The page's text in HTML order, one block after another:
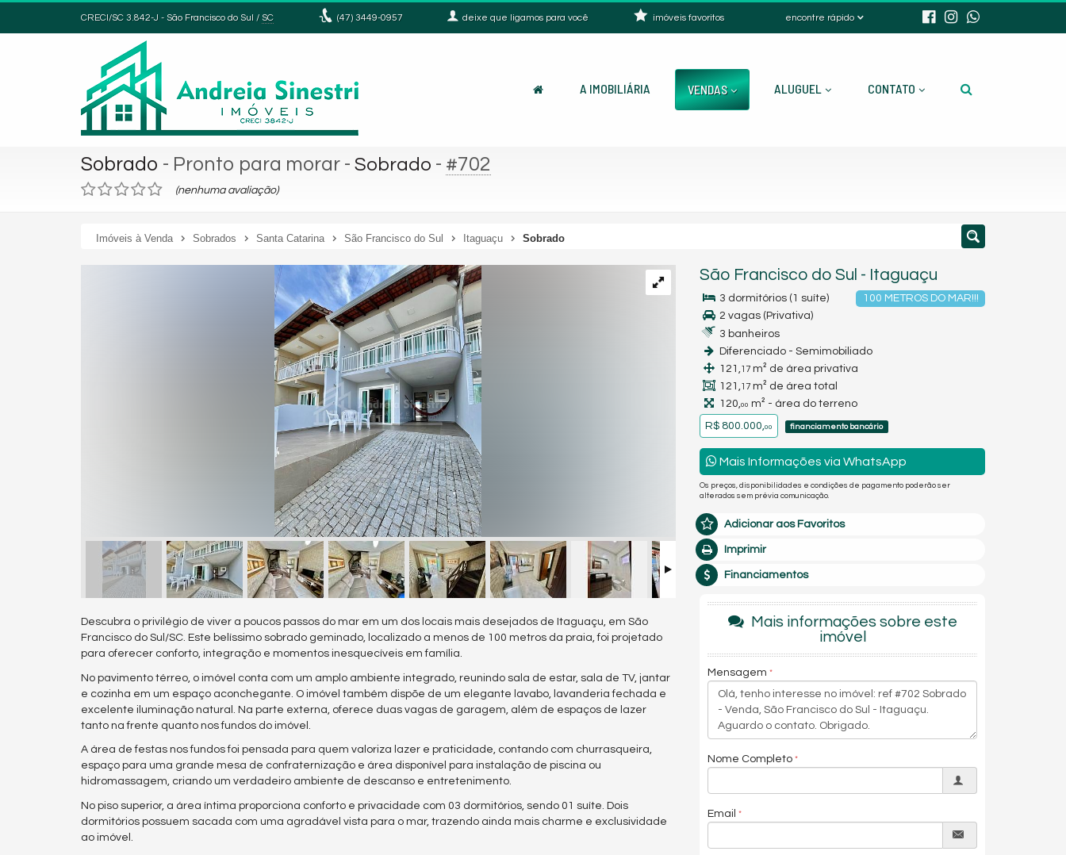
CRECI/SC 3.842-J - São Francisco do Sul / SC (47)3449-0957 deixe que ligamos para você encontre rápido
imóveis favoritos
A IMOBILIÁRIA VENDAS ALUGUEL CONTATO
Sobrado - Pronto para morar - Sobrado - #702
(nenhuma avaliação)
Imóveis à Venda Sobrados Santa Catarina São Francisco do Sul Itaguaçu Sobrado
Descubra o privilégio de viver a poucos passos do mar em um dos locais mais desejados de Itaguaçu, em São
Francisco do Sul/SC. Este belíssimo sobrado geminado, localizado a menos de 100 metros da praia, foi projetado
para oferecer conforto, integração e momentos inesquecíveis em família.
No pavimento térreo, o imóvel conta com um amplo ambiente integrado, reunindo sala de estar, sala de TV, jantar
e cozinha em um espaço aconchegante. O imóvel também dispõe de um elegante lavabo, lavanderia fechada e
excelente iluminação natural. Na parte externa, oferece duas vagas de garagem, além de espaços de lazer
tanto na frente quanto nos fundos do imóvel.
A área de festas nos fundos foi pensada para quem valoriza lazer e praticidade, contando com churrasqueira,
espaço para uma grande mesa de confraternização e área disponível para instalação de piscina ou
hidromassagem, criando um verdadeiro ambiente de descanso e entretenimento.
No piso superior, a área íntima proporciona conforto e privacidade com 03 dormitórios, sendo 01 suíte. Dois
dormitórios possuem sacada com uma agradável vista para o mar, trazendo ainda mais charme e exclusividade
ao imóvel.
São Francisco do Sul - Itaguaçu
100 METROS DO MAR!!!
3 dormitórios (1 suíte)
2 vagas (Privativa)
3 banheiros
Diferenciado - Semimobiliado
121,17 m² de área privativa
121,17 m² de área total
120,00 m² - área do terreno
R$ 800.000,00 financiamento bancário
Mais Informações via WhatsApp
Os preços, disponibilidades e condições de pagamento poderão ser
alterados sem prévia comunicação.
Adicionar aos Favoritos
Imprimir
Financiamentos
Mais informações sobre este
imóvel
Mensagem
Nome Completo
Email